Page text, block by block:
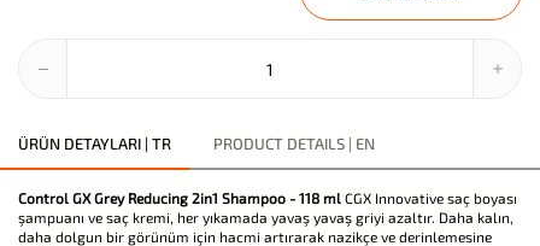
ÜRÜN DETAYLARI | TR PRODUCT DETAILS | EN
Control GX Grey Reducing 2in1 Shampoo - 118 ml CGX Innovative saç boyası
şampuanı ve saç kremi, her yıkamada yavaş yavaş griyi azaltır. Daha kalın,
daha dolgun bir görünüm için hacmi artırarak nazikçe ve derinlemesine